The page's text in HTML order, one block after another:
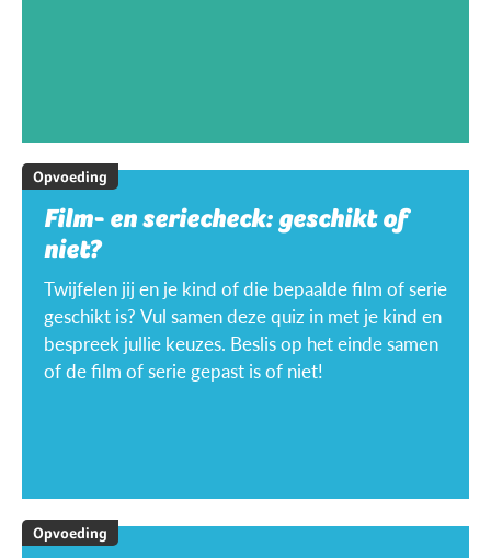
Opvoeding
Film- en seriecheck: geschikt of
niet?
Twijfelen jij en je kind of die bepaalde film of serie
geschikt is? Vul samen deze quiz in met je kind en
bespreek jullie keuzes. Beslis op het einde samen
of de film of serie gepast is of niet!
Opvoeding